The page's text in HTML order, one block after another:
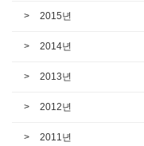
2015년
2014년
2013년
2012년
2011년